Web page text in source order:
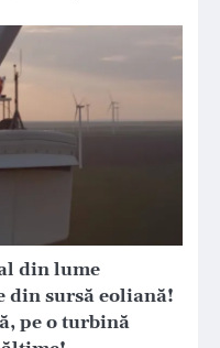
din lume
din sursă eoliană!
pe o turbină